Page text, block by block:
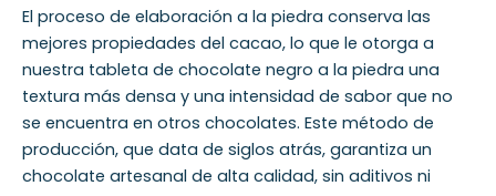
El proceso de elaboración a la piedra conserva las
mejores propiedades del cacao, lo que le otorga a
nuestra tableta de chocolate negro a la piedra una
textura más densa y una intensidad de sabor que no
se encuentra en otros chocolates. Este método de
producción, que data de siglos atrás, garantiza un
chocolate artesanal de alta calidad, sin aditivos ni